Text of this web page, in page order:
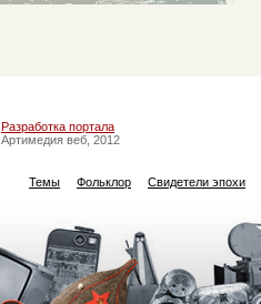
Разработка портала
Артимедия веб, 2012
Темы Фольклор Свидетели эпохи